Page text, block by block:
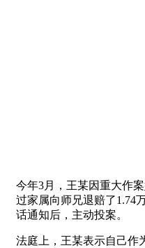
今年3月，王某因重大作
过家属向师兄退赔了1.74
话通知后，主动投案。
法庭上，王某表示自己作